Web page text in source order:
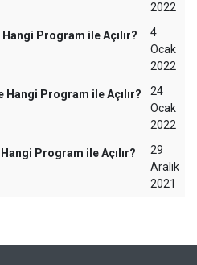
2022
Hangi Program ile Açılır?
4
Ocak
2022
Hangi Program ile Açılır?
24
Ocak
2022
Program ile Açılır?
29
Aralık
2021